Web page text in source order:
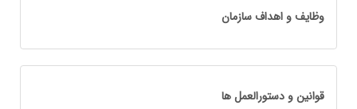
وظایف و اهداف سازمان
قوانین و دستورالعمل ها